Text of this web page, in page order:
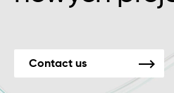
Contact us